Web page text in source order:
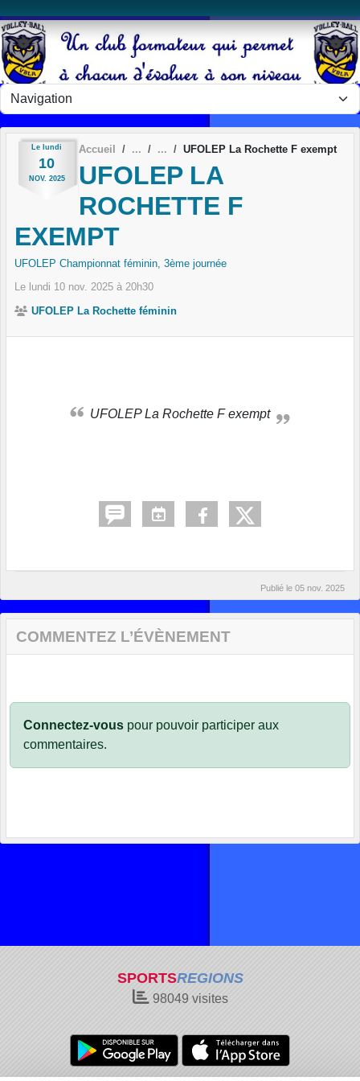
Le lundi
10
NOV. 2025
Accueil UFOLEP La Rochette F exempt
UFOLEP LA
ROCHETTE F
EXEMPT
UFOLEP Championnat féminin, 3ème journée
Le lundi 10 nov. 2025 à 20h30
UFOLEP La Rochette féminin
UFOLEP La Rochette F exempt
Publié le 05 nov. 2025
COMMENTEZ L’ÉVÈNEMENT
Connectez-vous pour pouvoir participer aux
commentaires.
SPORTSREGIONS
98049 visites